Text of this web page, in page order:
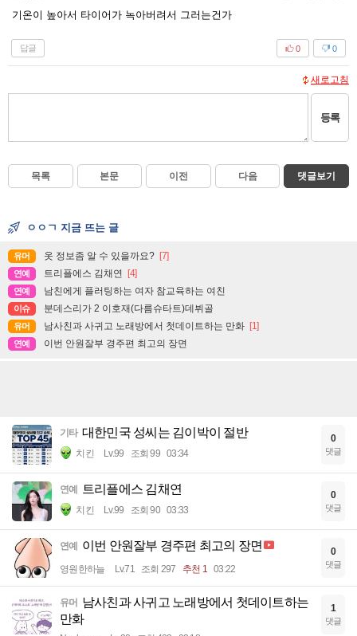
기온이 높아서 타이어가 녹아버려서 그러는건가
답글 0
0
새로고침
등록
목록 본문 이전 다음 댓글보기
ㅇㅇㄱ 지금 뜨는 글
유머 옷 정보좀 알 수 있을까요? [7]
연예 트리플에스 김채연 [4]
연예 남친에게 플러팅하는 여자 참교육하는 여친
이슈 분데스리가 2 이호재(다름슈타트)데뷔골
유머 남사친과 사귀고 노래방에서 첫데이트하는 만화 [1]
연예 이번 안원잘부 경주편 최고의 장면
기타 대한민국 성씨는 김이박이 절반
치킨 Lv.99 조회 99 03:34
0
댓글
연예 트리플에스 김채연
치킨 Lv.99 조회 90 03:33
0
댓글
연예 이번 안원잘부 경주편 최고의 장면
영원한하늘 Lv.71 조회 297 추천 1 03:22
0
댓글
유머 남사친과 사귀고 노래방에서 첫데이트하는
만화
1
댓글